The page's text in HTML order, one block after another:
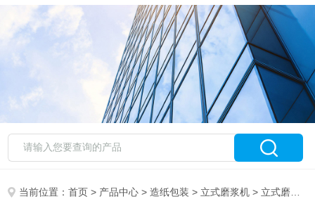
当前位置：首页 > 产品中心 >造纸包装 > 立式磨浆机 > 立式磨浆打浆机